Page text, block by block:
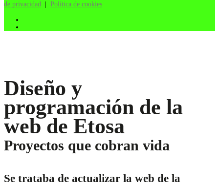
de privacidad
Política de cookies
Diseño y
programación de la
web de Etosa
Proyectos que cobran vida
Se trataba de actualizar la web de la